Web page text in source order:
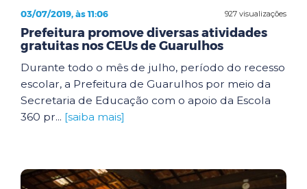
927 visualizações
03/07/2019, às 11:06
Prefeitura promove diversas atividades
gratuitas nos CEUs de Guarulhos
Durante todo o mês de julho, período do recesso
escolar, a Prefeitura de Guarulhos por meio da
Secretaria de Educação com o apoio da Escola
360 pr... [saiba mais]